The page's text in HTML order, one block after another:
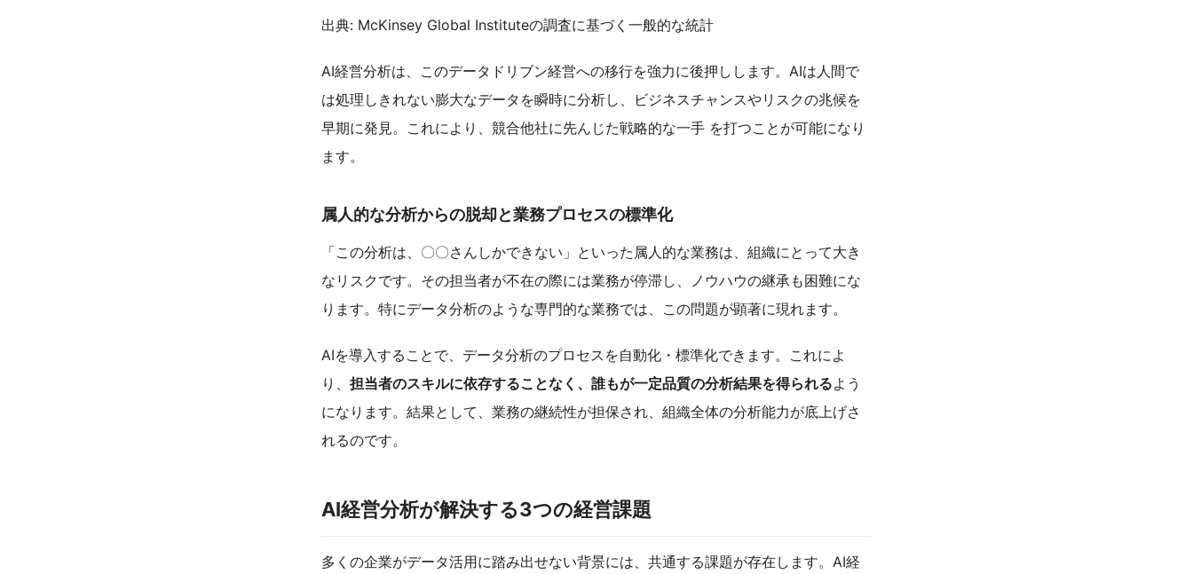
出典: McKinsey Global Instituteの調査に基づく一般的な統計
AI経営分析は、このデータドリブン経営への移行を強力に後押しします。AIは人間で
は処理しきれない膨大なデータを瞬時に分析し、ビジネスチャンスやリスクの兆候を
早期に発見。これにより、競合他社に先んじた戦略的な一手 を打つことが可能になり
ます。
属人的な分析からの脱却と業務プロセスの標準化
「この分析は、〇〇さんしかできない」といった属人的な業務は、組織にとって大き
なリスクです。その担当者が不在の際には業務が停滞し、ノウハウの継承も困難にな
ります。特にデータ分析のような専門的な業務では、この問題が顕著に現れます。
AIを導入することで、データ分析のプロセスを自動化・標準化できます。これによ
り、 担当者のスキルに依存することなく、誰もが一定品質の分析結果を得られるよう
になります。結果として、業務の継続性が担保され、組織全体の分析能力が底上げさ
れるのです。
AI経営分析が解決する3つの経営課題
多くの企業がデータ活用に踏み出せない背景には、共通する課題が存在します。AI経